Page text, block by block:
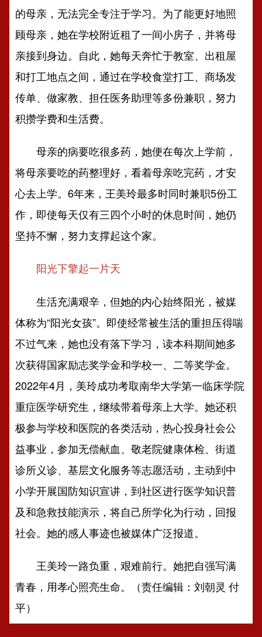
的母亲，无法完全专注于学习。为了能更好地照
顾母亲，她在学校附近租了一间小房子，并将母
亲接到身边。自此，她每天奔忙于教室、出租屋
和打工地点之间，通过在学校食堂打工、商场发
传单、做家教、担任医务助理等多份兼职，努力
积攒学费和生活费。
母亲的病要吃很多药，她便在每次上学前，
将母亲要吃的药整理好，看着母亲吃完药，才安
心去上学。6年来，王美玲最多时同时兼职5份工
作，即使每天仅有三四个小时的休息时间，她仍
坚持不懈，努力支撑起这个家。
阳光下擎起一片天
生活充满艰辛，但她的内心始终阳光，被媒
体称为“阳光女孩”。即使经常被生活的重担压得喘
不过气来，她也没有落下学习，读本科期间她多
次获得国家励志奖学金和学校一、二等奖学金。
2022年4月，美玲成功考取南华大学第一临床学院
重症医学研究生，继续带着母亲上大学。她还积
极参与学校和医院的各类活动，热心投身社会公
益事业，参加无偿献血、敬老院健康体检、街道
诊所义诊、基层文化服务等志愿活动，主动到中
小学开展国防知识宣讲，到社区进行医学知识普
及和急救技能演示，将自己所学化为行动，回报
社会。她的感人事迹也被媒体广泛报道。
王美玲一路负重，艰难前行。她把自强写满
青春，用孝心照亮生命。（责任编辑：刘朝灵 付
平）